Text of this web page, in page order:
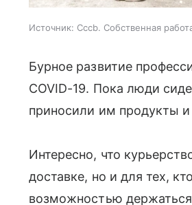
Источник: Cccb. Собственная
Бурное развитие
COVID-19. Пока люди
приносили им продукты
Интересно, что
доставке, но и для тех,
возможностью